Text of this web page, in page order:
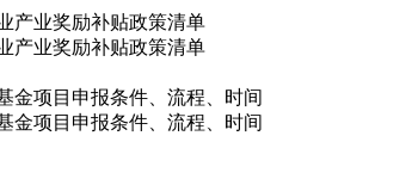
产业奖励补贴政策清单
产业奖励补贴政策清单
金项目申报条件、流程、时间
金项目申报条件、流程、时间